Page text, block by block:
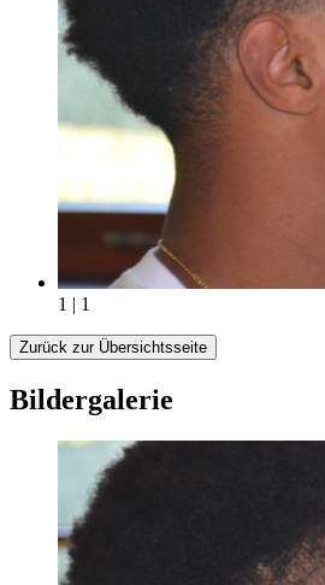
1 | 1
Zurück zur Übersichtsseite
Bildergalerie